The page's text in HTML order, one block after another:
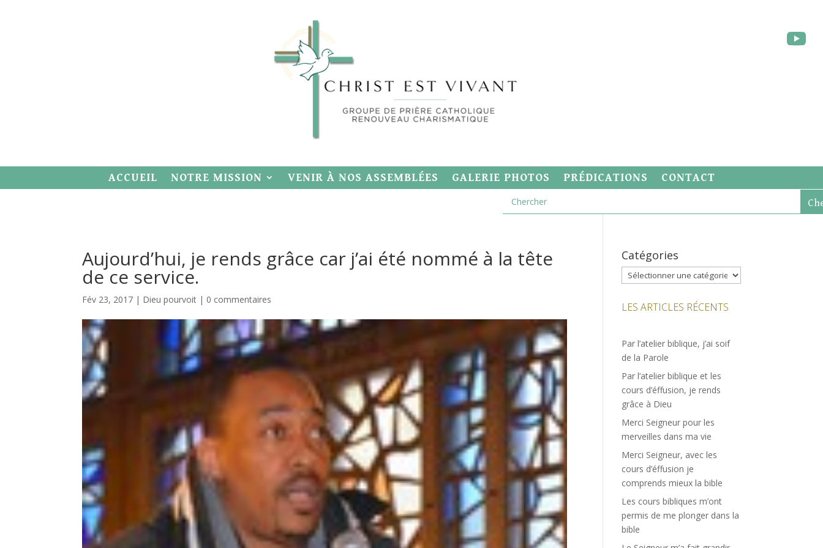
ACCUEIL NOTRE MISSION VENIR À NOS ASSEMBLÉES GALERIE PHOTOS PRÉDICATIONS CONTACT
Aujourd’hui, je rends grâce car j’ai été nommé à la tête
de ce service.
Fév 23, 2017 | Dieu pourvoit | 0 commentaires
Catégories
Catégories
LES ARTICLES RÉCENTS
Par l’atelier biblique, j’ai soif
de la Parole
Par l’atelier biblique et les
cours d’éffusion, je rends
grâce à Dieu
Merci Seigneur pour les
merveilles dans ma vie
Merci Seigneur, avec les
cours d’éffusion je
comprends mieux la bible
Les cours bibliques m’ont
permis de me plonger dans la
bible